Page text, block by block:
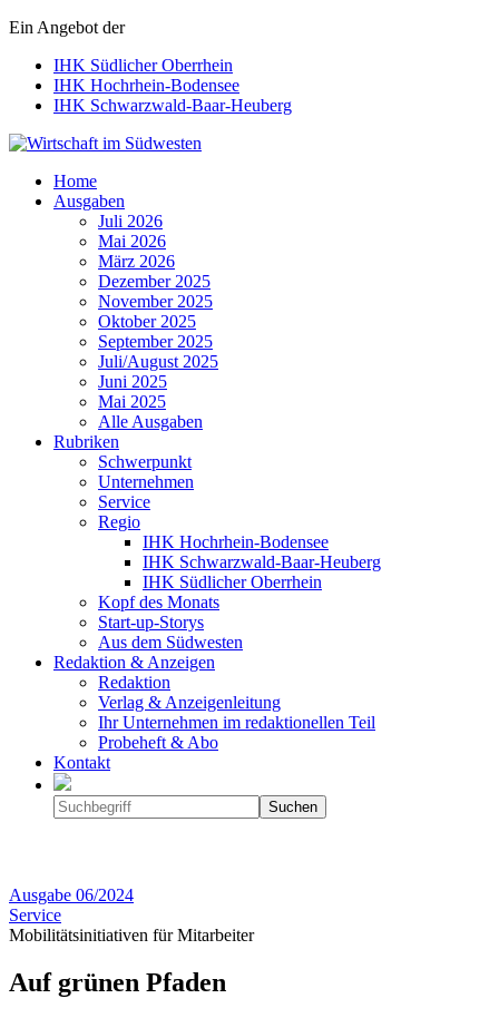
Ein Angebot der
IHK Südlicher Oberrhein
IHK Hochrhein-Bodensee
IHK Schwarzwald-Baar-Heuberg
Wirtschaft im Südwesten
Home
Ausgaben
Juli 2026
Mai 2026
März 2026
Dezember 2025
November 2025
Oktober 2025
September 2025
Juli/August 2025
Juni 2025
Mai 2025
Alle Ausgaben
Rubriken
Schwerpunkt
Unternehmen
Service
Regio
IHK Hochrhein-Bodensee
IHK Schwarzwald-Baar-Heuberg
IHK Südlicher Oberrhein
Kopf des Monats
Start-up-Storys
Aus dem Südwesten
Redaktion & Anzeigen
Redaktion
Verlag & Anzeigenleitung
Ihr Unternehmen im redaktionellen Teil
Probeheft & Abo
Kontakt
Ausgabe 06/2024
Service
Mobilitätsinitiativen für Mitarbeiter
Auf grünen Pfaden